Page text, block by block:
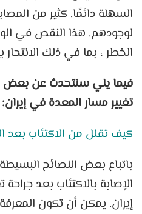
السهلة دائمًا. كثير من
لوجودهم. هذا النقص في
الخطر ، بما في ذلك
فيما يلي سنتحدث عن بعض
تغيير مسار المعدة في إيران:
كيف تقلل من الاكتئاب بعد
باتباع بعض النصائح
الإصابة بالاكتئاب بعد
إيران. يمكن أن تكون المعرفة